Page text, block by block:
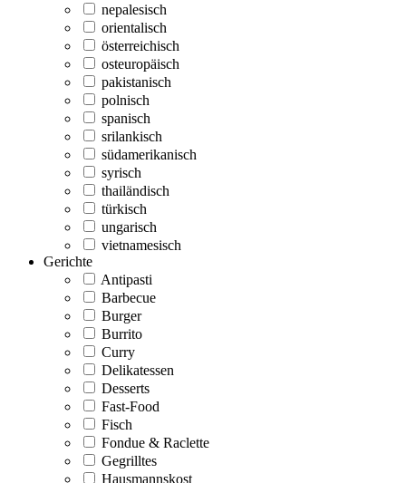
nepalesisch
orientalisch
österreichisch
osteuropäisch
pakistanisch
polnisch
spanisch
srilankisch
südamerikanisch
syrisch
thailändisch
türkisch
ungarisch
vietnamesisch
Gerichte
Antipasti
Barbecue
Burger
Burrito
Curry
Delikatessen
Desserts
Fast-Food
Fisch
Fondue & Raclette
Gegrilltes
Hausmannskost